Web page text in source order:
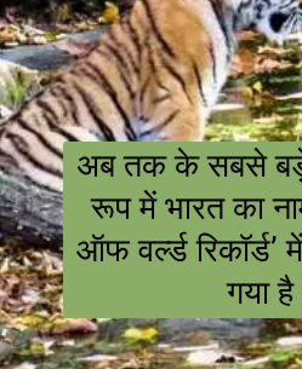
अब तक के सबसे
रूप में भारत का
ऑफ वर्ल्ड रिकॉर्ड’
गया